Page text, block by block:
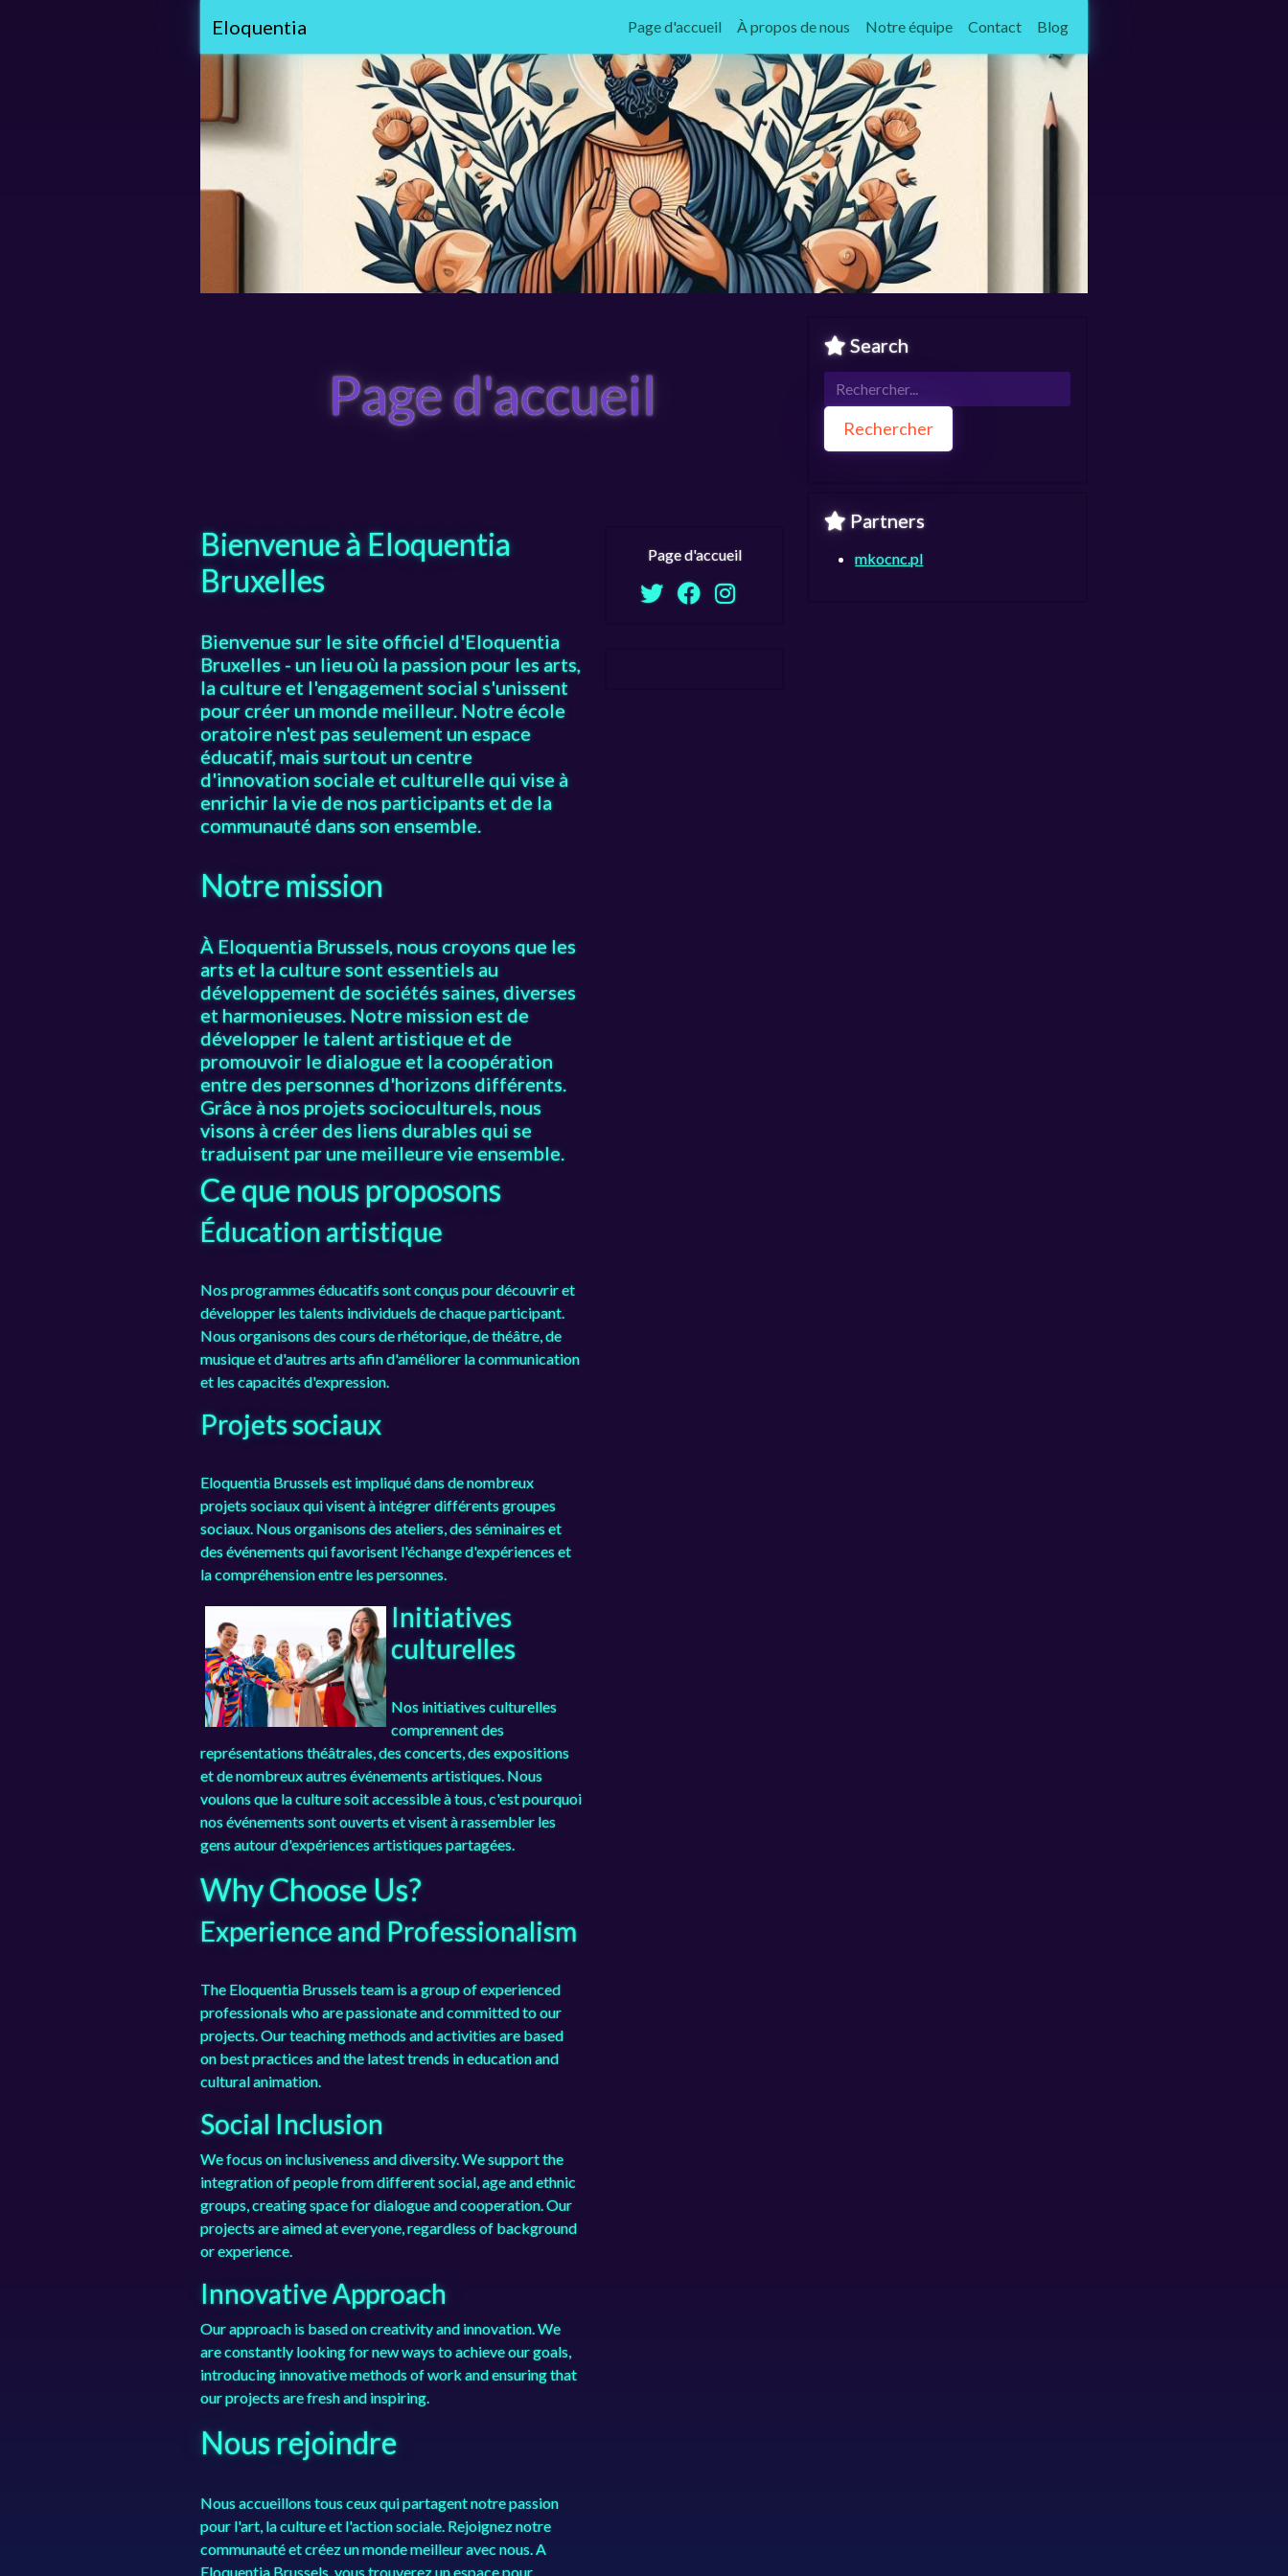
Eloquentia Page d'accueil À propos de nous Notre équipe Contact Blog
Page d'accueil
Bienvenue à Eloquentia
Bruxelles
Bienvenue sur le site officiel d'Eloquentia
Bruxelles - un lieu où la passion pour les arts,
la culture et l'engagement social s'unissent
pour créer un monde meilleur. Notre école
oratoire n'est pas seulement un espace
éducatif, mais surtout un centre
d'innovation sociale et culturelle qui vise à
enrichir la vie de nos participants et de la
communauté dans son ensemble.
Notre mission
À Eloquentia Brussels, nous croyons que les
arts et la culture sont essentiels au
développement de sociétés saines, diverses
et harmonieuses. Notre mission est de
développer le talent artistique et de
promouvoir le dialogue et la coopération
entre des personnes d'horizons différents.
Grâce à nos projets socioculturels, nous
visons à créer des liens durables qui se
traduisent par une meilleure vie ensemble.
Ce que nous proposons
Éducation artistique
Nos programmes éducatifs sont conçus pour découvrir et
développer les talents individuels de chaque participant.
Nous organisons des cours de rhétorique, de théâtre, de
musique et d'autres arts afin d'améliorer la communication
et les capacités d'expression.
Projets sociaux
Eloquentia Brussels est impliqué dans de nombreux
projets sociaux qui visent à intégrer différents groupes
sociaux. Nous organisons des ateliers, des séminaires et
des événements qui favorisent l'échange d'expériences et
la compréhension entre les personnes.
Initiatives
culturelles
Nos initiatives culturelles
comprennent des
représentations théâtrales, des concerts, des expositions
et de nombreux autres événements artistiques. Nous
voulons que la culture soit accessible à tous, c'est pourquoi
nos événements sont ouverts et visent à rassembler les
gens autour d'expériences artistiques partagées.
Why Choose Us?
Experience and Professionalism
The Eloquentia Brussels team is a group of experienced
professionals who are passionate and committed to our
projects. Our teaching methods and activities are based
on best practices and the latest trends in education and
cultural animation.
Social Inclusion
We focus on inclusiveness and diversity. We support the
integration of people from different social, age and ethnic
groups, creating space for dialogue and cooperation. Our
projects are aimed at everyone, regardless of background
or experience.
Innovative Approach
Our approach is based on creativity and innovation. We
are constantly looking for new ways to achieve our goals,
introducing innovative methods of work and ensuring that
our projects are fresh and inspiring.
Nous rejoindre
Nous accueillons tous ceux qui partagent notre passion
pour l'art, la culture et l'action sociale. Rejoignez notre
communauté et créez un monde meilleur avec nous. A
Eloquentia Brussels, vous trouverez un espace pour
Page d'accueil
Search
Rechercher
Partners
mkocnc.pl